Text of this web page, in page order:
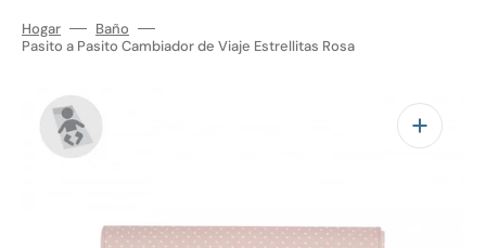
Hogar
Baño
Pasito a Pasito Cambiador de Viaje Estrellitas Rosa